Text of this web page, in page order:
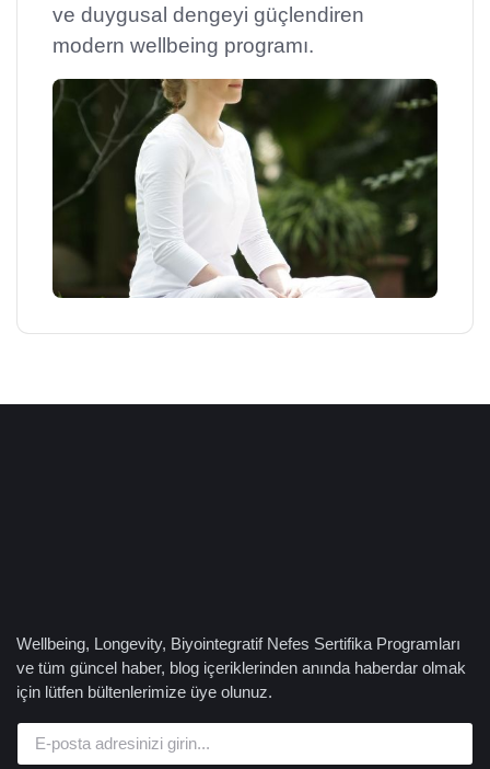
ve duygusal dengeyi güçlendiren
modern wellbeing programı.
Wellbeing, Longevity, Biyointegratif Nefes Sertifika Programları
ve tüm güncel haber, blog içeriklerinden anında haberdar olmak
için lütfen bültenlerimize üye olunuz.